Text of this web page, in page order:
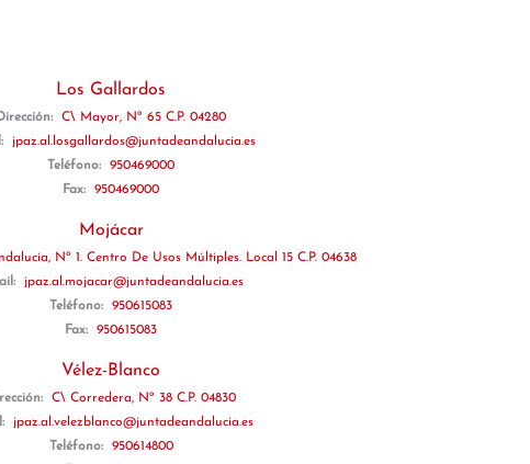
Los Gallardos
Dirección:
C\ Mayor, Nº 65 C.P. 04280
jpaz.al.losgallardos@juntadeandalucia.es
Teléfono:
950469000
Fax:
950469000
Mojácar
Nº 1. Centro De Usos Múltiples. Local 15 C.P. 04638
jpaz.al.mojacar@juntadeandalucia.es
Teléfono:
950615083
Fax:
950615083
Vélez-Blanco
C\ Corredera, Nº 38 C.P. 04830
jpaz.al.velezblanco@juntadeandalucia.es
Teléfono:
950614800